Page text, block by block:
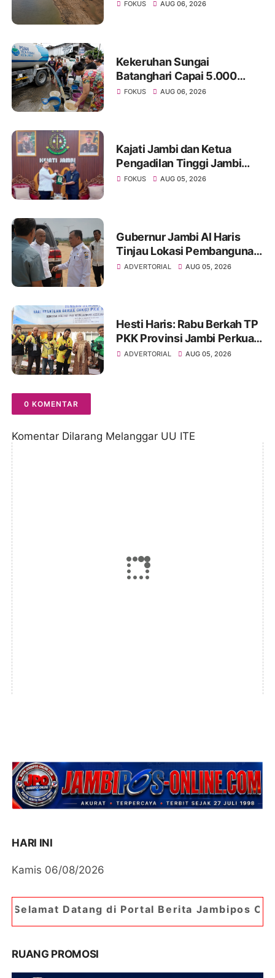
FOKUS AUG 06, 2026
Kekeruhan Sungai
Batanghari Capai 5.000
NTU, Distribusi Air PDAM
FOKUS AUG 06, 2026
Kajati Jambi dan Ketua
Pengadilan Tinggi Jambi
Berkomitmen Perkuat
FOKUS AUG 05, 2026
Gubernur Jambi Al Haris
Tinjau Lokasi Pembangunan
Sekolah Rakyat dan Lokasi
ADVERTORIAL AUG 05, 2026
Hesti Haris: Rabu Berkah TP
PKK Provinsi Jambi Perkuat
Literasi Keuangan dan
ADVERTORIAL AUG 05, 2026
0 KOMENTAR
Komentar Dilarang Melanggar UU ITE
HARI INI
Kamis 06/08/2026
di Portal Berita Jambipos Online. Portal
RUANG PROMOSI